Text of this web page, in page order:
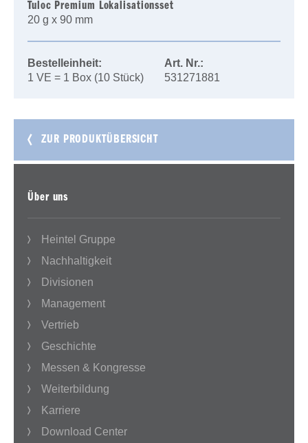
Tuloc Premium Lokalisationsset
20 g x 90 mm
Bestelleinheit:
Art. Nr.:
1 VE = 1 Box (10 Stück)
531271881
ZUR PRODUKTÜBERSICHT
Über uns
Heintel Gruppe
Nachhaltigkeit
Divisionen
Management
Vertrieb
Geschichte
Messen & Kongresse
Weiterbildung
Karriere
Download Center